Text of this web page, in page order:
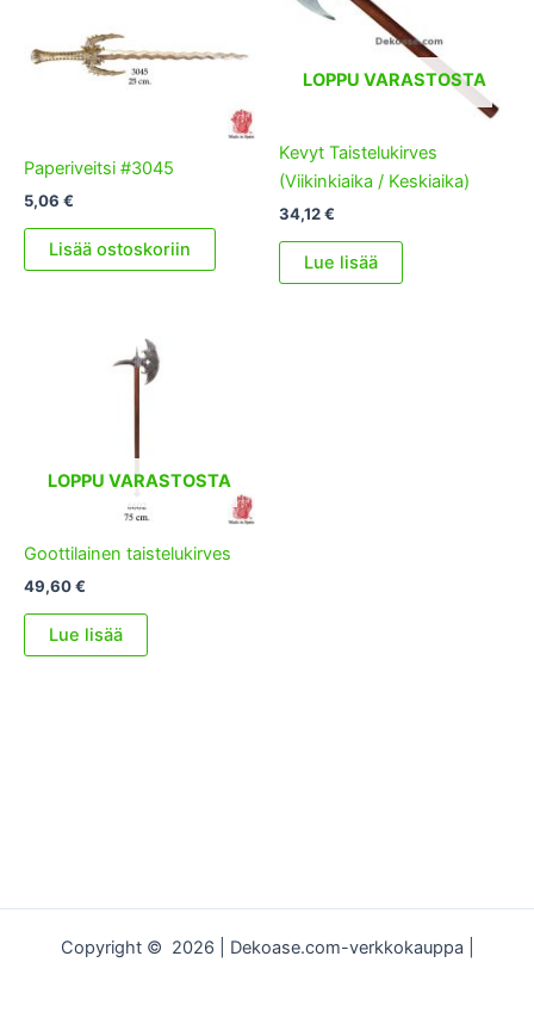
Paperiveitsi #3045
5,06 €
Lisää ostoskoriin
LOPPU VARASTOSTA
Kevyt Taistelukirves
(Viikinkiaika / Keskiaika)
34,12€
Lue lisää
LOPPU VARASTOSTA
Goottilainen taistelukirves
49,60€
Lue lisää
Copyright © 2026 | Dekoase.com-verkkokauppa |